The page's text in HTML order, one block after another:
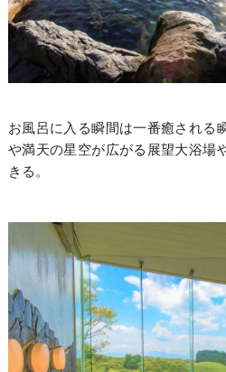
お風呂に入る瞬間は一番癒される
や満天の星空が広がる展望大浴場
きる。